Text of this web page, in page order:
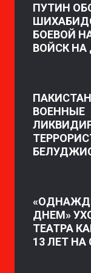
ПУТИН
БОЕВОЙ
ВОЙСК НА
ВОЕННЫЕ
ДНЕМ»
ТЕАТРА
13 ЛЕТ НА